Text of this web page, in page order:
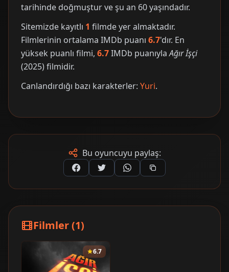
tarihinde doğmuştur ve şu an 60 yaşındadır.
Sitemizde kayıtlı 1 filmde yer almaktadır.
Filmlerinin ortalama IMDb puanı 6.7'dır. En
yüksek puanlı filmi, 6.7IMDb puanıylaAğır İşçi
(2025) filmidir.
Canlandırdığı bazı karakterler: Yuri.
Bu oyuncuyu paylaş:
Filmler (1)
6.7